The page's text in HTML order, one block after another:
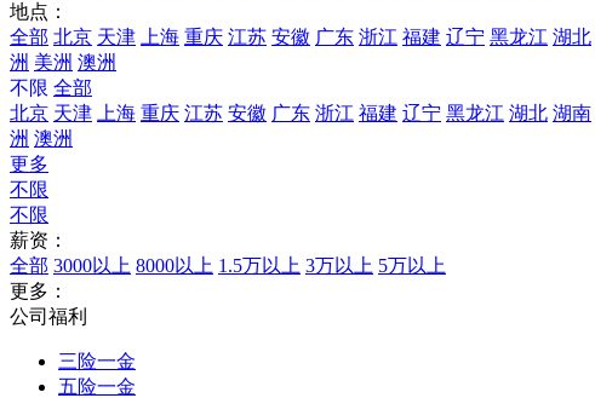
地点：
全部 北京 天津 上海 重庆 江苏 安徽 广东 浙江 福建 辽宁 黑龙江 湖北
洲 美洲 澳洲
不限 全部
北京 天津 上海 重庆 江苏 安徽 广东 浙江 福建 辽宁 黑龙江 湖北 湖南
洲 澳洲
更多
不限
不限
薪资：
全部 3000以上 8000以上 1.5万以上 3万以上 5万以上
更多：
公司福利
三险一金
五险一金